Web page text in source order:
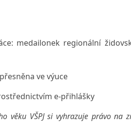
medailonek regionální
ve výuce
e-přihlášky
věku VŠPJ si vyhrazuje právo na